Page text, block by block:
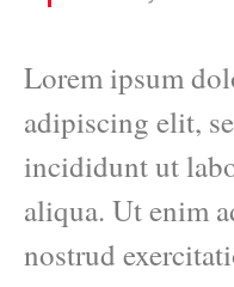
Lorem ipsum
adipiscing elit,
incididunt ut
aliqua. Ut enim
nostrud